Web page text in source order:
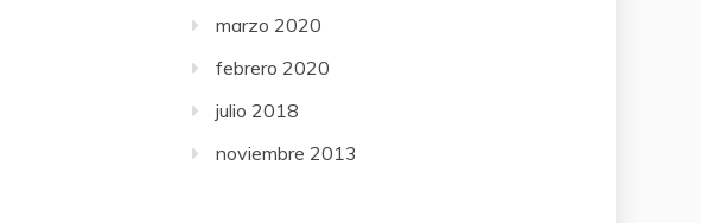
marzo 2020
febrero 2020
julio 2018
noviembre 2013